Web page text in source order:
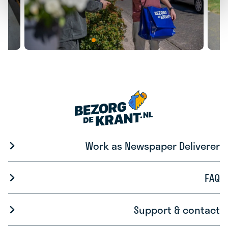
Work as Newspaper Deliverer
FAQ
Support & contact